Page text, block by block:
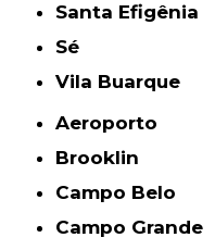
Santa Efigênia
Sé
Vila Buarque
Aeroporto
Brooklin
Campo Belo
Campo Grande